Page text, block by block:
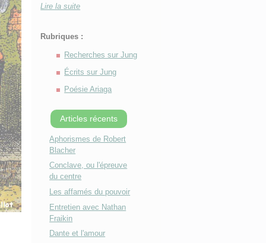
Lire la suite
Rubriques :
Recherches sur Jung
Écrits sur Jung
Poésie Ariaga
Articles récents
Aphorismes de Robert
Blacher
Conclave, ou l'épreuve
du centre
Les affamés du pouvoir
Entretien avec Nathan
Fraikin
Dante et l'amour